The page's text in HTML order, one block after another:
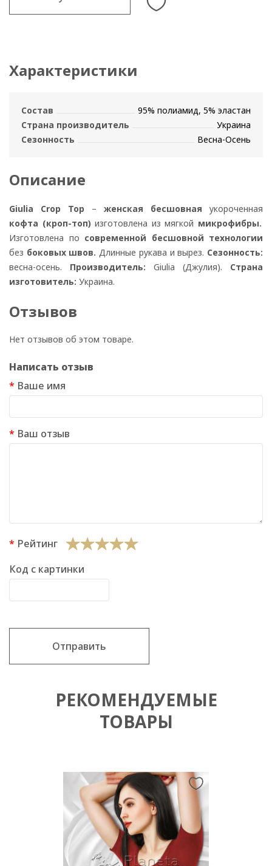
Характеристики
Состав
95% полиамид, 5% эластан
Страна производитель
Украина
Сезонность
Весна-Осень
Описание
Giulia Crop Top – женская бесшовная укороченная
кофта (кроп-топ) изготовлена ​​из мягкой микрофибры.
Изготовлена по современной бесшовной технологии
без боковых швов. Длинные рукава и вырез. Сезонность:
весна-осень. Производитель: Giulia (Джулия). Страна
изготовитель: Украина.
Отзывов
Нет отзывов об этом товаре.
Написать отзыв
Ваше имя
Ваш отзыв
Рейтинг
Код с картинки
Отправить
РЕКОМЕНДУЕМЫЕ
ТОВАРЫ